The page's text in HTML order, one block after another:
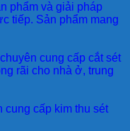
phẩm và giải pháp
tiếp. Sản phẩm mang
cung cấp cắt sét
rãi cho nhà ở, trung
cung cấp kim thu sét